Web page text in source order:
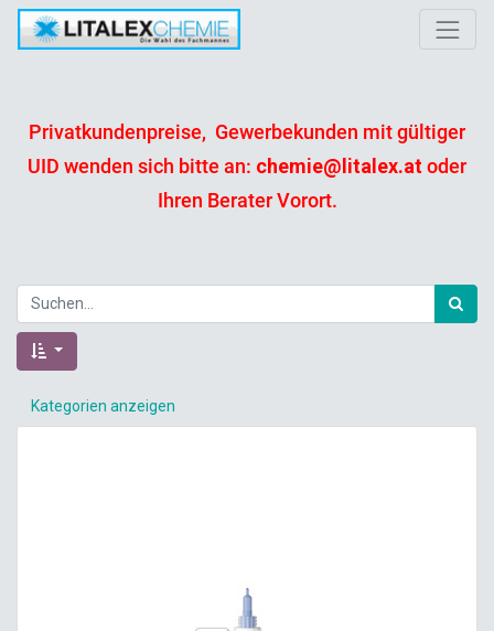
Privatkundenpreise, Gewerbekunden mit gültiger
UID wenden sich bitte an: chemie@litalex.atoder
Ihren Berater Vorort.
Kategorien anzeigen